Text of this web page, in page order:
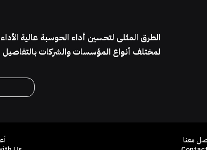
الطرق المثلى لتحسين أداء الحوسبة عالية الأداء
لمختلف أنواع المؤسسات والشركات بالتفاصيل
معنا